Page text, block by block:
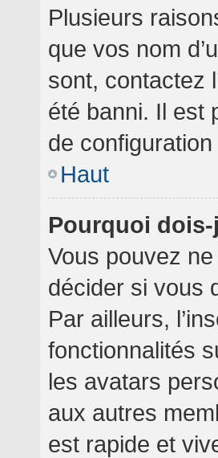
Plusieurs
que vos nom
sont, contactez
été banni. Il est
de
Haut
Pourquoi
Vous pouvez
décider si vous
Par ailleurs,
fonctionnalités
les avatars
aux autres
est rapide et